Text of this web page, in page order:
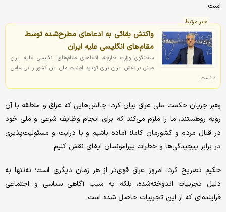
است.
خبر مرتبط
واکنش بقائی به ادعاهای مطرح‌شده توسط
مقام‌های انگلیسی علیه ایران
سخنگوی وزارت خارجه، ادعاهای مقام‌های انگلیسی علیه ایران
مبنی بر تلاش ایران برای تهدید امنیت ملی این کشور را بی‌اساس
دانست.
رهبر جریان حکمت ملی عراق بیان کرد: چالش‌هایی که عراق و منطقه با آن
روبه روهستند، ما را ملزم می‌کند که برای انجام وظایف شرعی و ملی خود
در قبال مردم و کشورمان کاملا آماده باشیم و با درایت و مسئولیت‌پذیری
در برابر پیچیدگی‌ها و خطرات پیرامونمان ایفای نقش کنیم.
حکیم تصریح کرد: امروز عراق قوی‌تر از هر زمان دیگری است؛ نه‌تنها به
دلیل تجربیات اندوخته‌شده، بلکه به سبب آگاهی سیاسی و اجتماعی
فزاینده‌ای که از این تجربیات حاصل شده است.